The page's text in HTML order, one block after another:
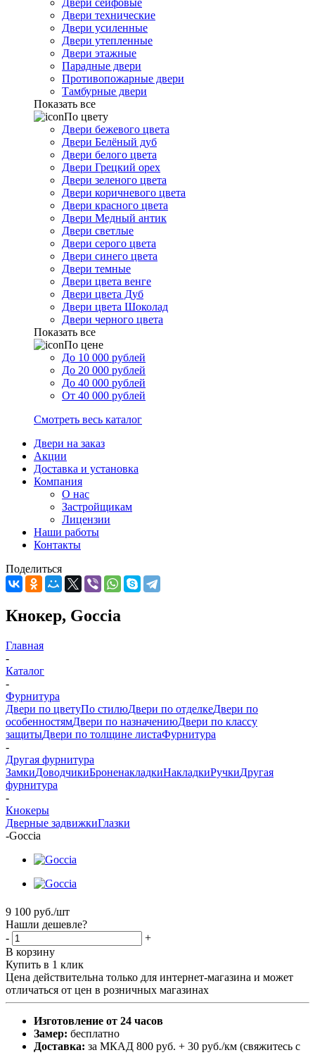
Двери сейфовые
Двери технические
Двери усиленные
Двери утепленные
Двери этажные
Парадные двери
Противопожарные двери
Тамбурные двери
Показать все
По цвету
Двери бежевого цвета
Двери Белёный дуб
Двери белого цвета
Двери Грецкий орех
Двери зеленого цвета
Двери коричневого цвета
Двери красного цвета
Двери Медный антик
Двери светлые
Двери серого цвета
Двери синего цвета
Двери темные
Двери цвета венге
Двери цвета Дуб
Двери цвета Шоколад
Двери черного цвета
Показать все
По цене
До 10 000 рублей
До 20 000 рублей
До 40 000 рублей
От 40 000 рублей
Смотреть весь каталог
Двери на заказ
Акции
Доставка и установка
Компания
О нас
Застройщикам
Лицензии
Наши работы
Контакты
Поделиться
Кнокер, Goccia
Главная
-
Каталог
-
Фурнитура
Двери по цветуПо стилюДвери по отделкеДвери по
особенностямДвери по назначениюДвери по классу
защитыДвери по толщине листаФурнитура
-
Другая фурнитура
ЗамкиДоводчикиБроненакладкиНакладкиРучкиДругая
фурнитура
-
Кнокеры
Дверные задвижкиГлазки
-Goccia
9 100 руб./шт
Нашли дешевле?
-
+
В корзину
Купить в 1 клик
Цена действительна только для интернет-магазина и может
отличаться от цен в розничных магазинах
Изготовление от 24 часов
Замер: бесплатно
Доставка: за МКАД 800 руб. + 30 руб./км (свяжитесь с